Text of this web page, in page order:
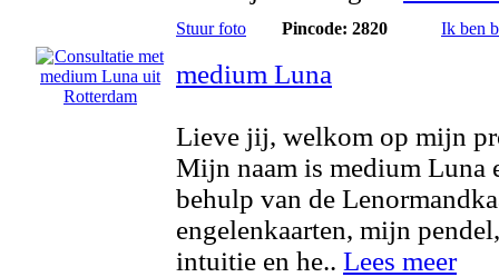
Stuur foto Pincode: 2820 Ik ben
medium Luna
Lieve jij, welkom op mijn
Mijn naam is medium Luna
behulp van de
engelenkaarten, mijn pendel,
intuitie en he.. Lees meer